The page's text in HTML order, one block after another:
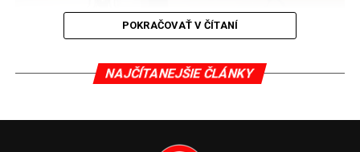
POKRAČOVAŤ V ČÍTANÍ
NAJČÍTANEJŠIE ČLÁNKY